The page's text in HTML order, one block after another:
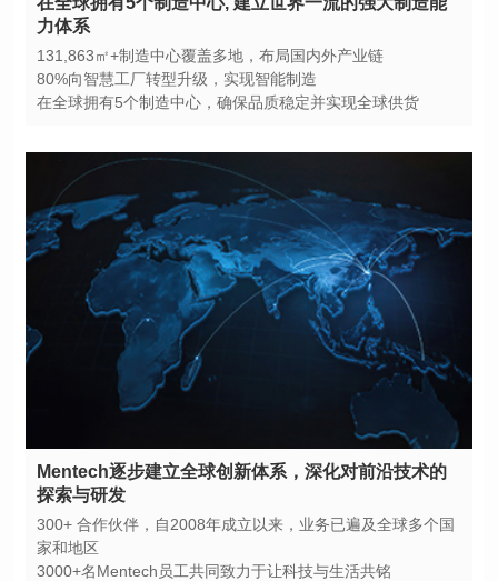
力体系
131,863㎡+制造中心覆盖多地，布局国内外产业链
80%向智慧工厂转型升级，实现智能制造
在全球拥有5个制造中心，确保品质稳定并实现全球供货
探索与研发
家和地区
3000+名Mentech员工共同致力于让科技与生活共铭